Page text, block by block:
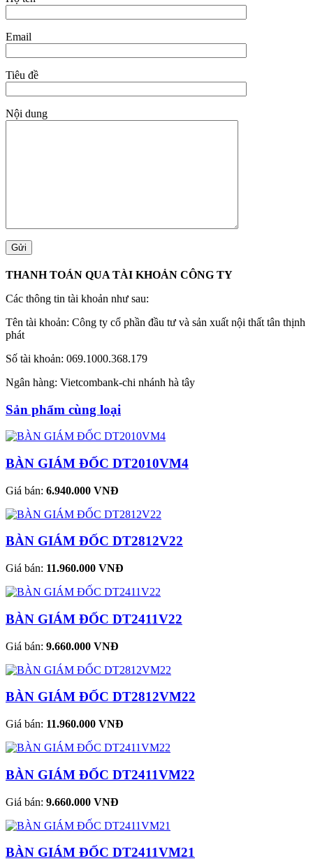
Email
Tiêu đề
Nội dung
THANH TOÁN QUA TÀI KHOẢN CÔNG TY
Các thông tin tài khoản như sau:
Tên tài khoản: Công ty cổ phần đầu tư và sản xuất nội thất tân thịnh
phát
Số tài khoản: 069.1000.368.179
Ngân hàng: Vietcombank-chi nhánh hà tây
Sản phẩm cùng loại
BÀN GIÁM ĐỐC DT2010VM4
Giá bán: 6.940.000 VNĐ
BÀN GIÁM ĐỐC DT2812V22
Giá bán: 11.960.000 VNĐ
BÀN GIÁM ĐỐC DT2411V22
Giá bán: 9.660.000 VNĐ
BÀN GIÁM ĐỐC DT2812VM22
Giá bán: 11.960.000 VNĐ
BÀN GIÁM ĐỐC DT2411VM22
Giá bán: 9.660.000 VNĐ
BÀN GIÁM ĐỐC DT2411VM21